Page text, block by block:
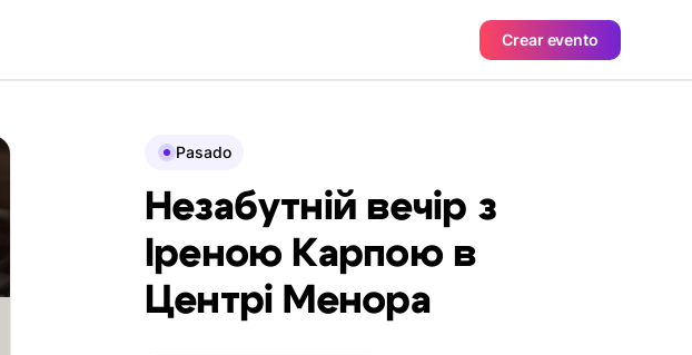
Crear evento
Pasado
Незабутній вечір з
Іреною Карпою в
Центрі Менора